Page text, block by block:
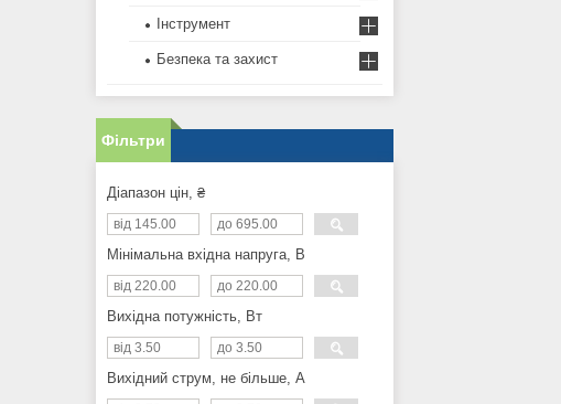
Інструмент
Безпека та захист
Фільтри
Діапазон цін, ₴
Мінімальна вхідна напруга, В
Вихідна потужність, Вт
Вихідний струм, не більше, А